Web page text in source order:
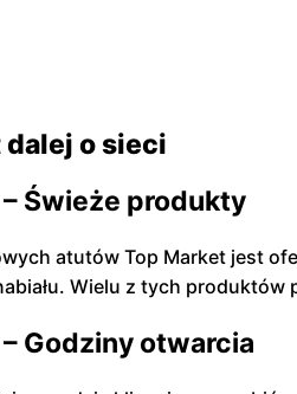
dalej o sieci
Świeże produkty
atutów Top Market jest
Wielu z tych
Godziny otwarcia